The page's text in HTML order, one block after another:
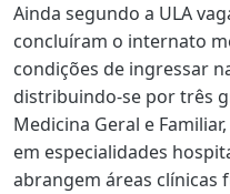
Ainda segundo a ULA
concluíram o internato
condições de ingressar
distribuindo-se por três
Medicina Geral e
em especialidades
abrangem áreas clínicas